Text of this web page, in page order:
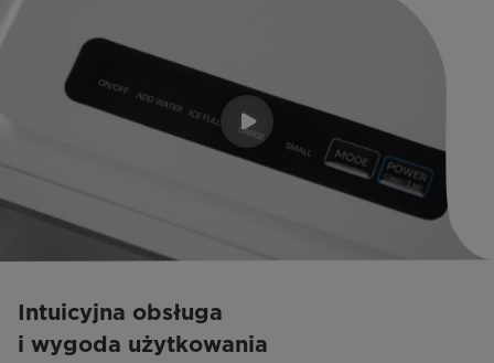
Intuicyjna obsługa
i wygoda użytkowania